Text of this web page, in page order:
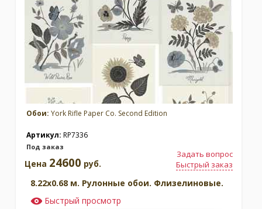
Обои: York Rifle Paper Co. Second Edition
Артикул: RP7336
Под заказ
Задать вопрос
Быстрый заказ
Цена 24600 руб.
8.22x0.68 м. Рулонные обои. Флизелиновые.
Быстрый просмотр